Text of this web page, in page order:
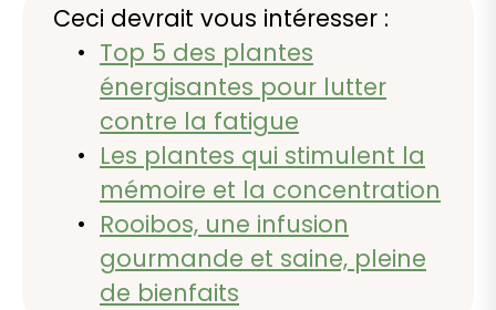
Ceci devrait vous intéresser :
Top 5 des plantes
énergisantes pour lutter
contre la fatigue
Les plantes qui stimulent la
mémoire et la concentration
Rooibos, une infusion
gourmande et saine, pleine
de bienfaits